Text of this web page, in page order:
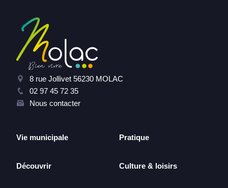
8 rue Jollivet 56230 MOLAC
02 97 45 72 35
Nous contacter
Vie municipale
Découvrir
Pratique
Culture & loisirs